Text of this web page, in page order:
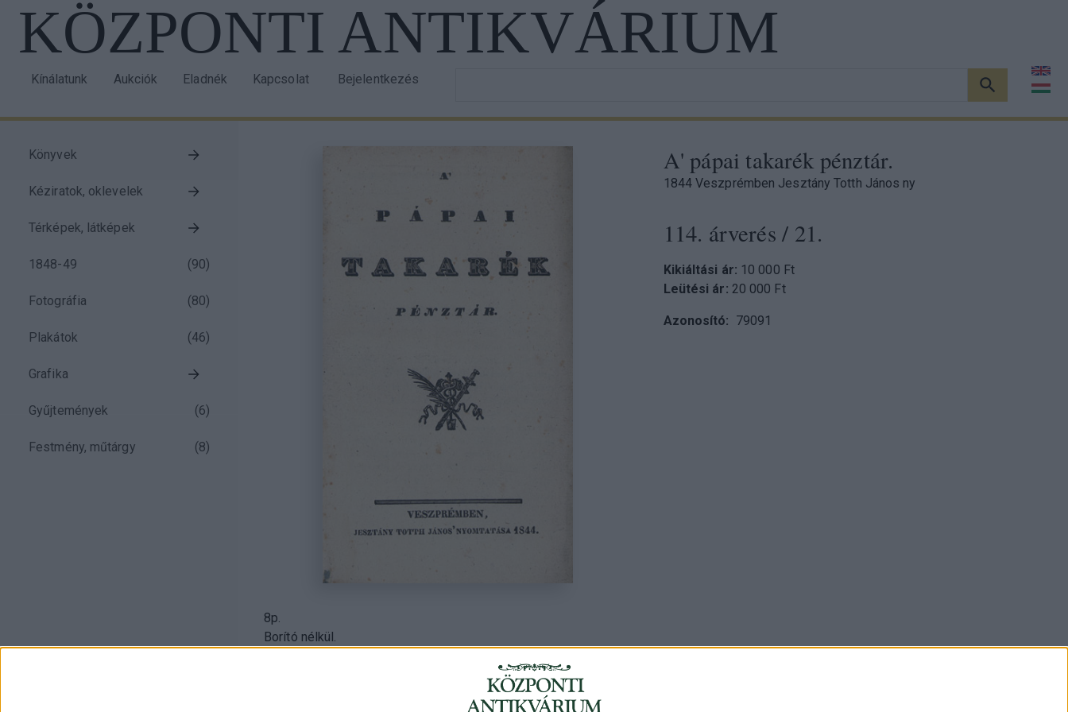
Ugrás
tartalomra
KÖZPONTI ANTIKVÁRIUM
navigation
Kínálatunk Aukciók Eladnék Kapcsolat
account
menu
Bejelentkezés
a
KERESÉS
block
Könyvek
Kéziratok, oklevelek
Térképek, látképek
1848-49 (90)
Fotográfia (80)
Plakátok (46)
Grafika
Gyűjtemények (6)
Festmény, műtárgy (8)
A' pápai takarék pénztár.
1844 Veszprémben Jesztány Totth János ny
114. árverés / 21.
Kikiáltási ár: 10 000 Ft
Leütési ár: 20 000 Ft
Azonosító 79091
8p.
Borító nélkül.